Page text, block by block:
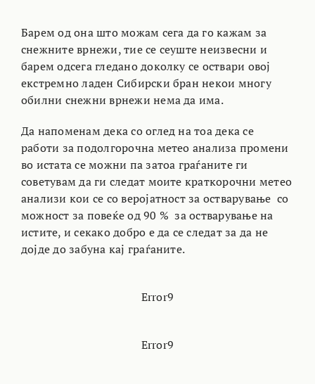
Барем од она што можам сега да го кажам за
снежните врнежи, тие се сеуште неизвесни и
барем одсега гледано доколку се оствари овој
екстремно ладен Сибирски бран некои многу
обилни снежни врнежи нема да има.
Да напоменам дека со оглед на тоа дека се
работи за подолгорочна метео анализа промени
во истата се можни па затоа граѓаните ги
советувам да ги следат моите краткорочни метео
анализи кои се со веројатност за остварување со
можност за повеќе од 90 % за остварување на
истите, и секако добро е да се следат за да не
дојде до забуна кај граѓаните.
Error9
Error9